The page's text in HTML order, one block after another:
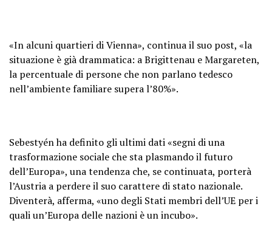
«In alcuni quartieri di Vienna», continua il suo post, «la
situazione è già drammatica: a Brigittenau e Margareten,
la percentuale di persone che non parlano tedesco
nell’ambiente familiare supera l’80%».
Sebestyén ha definito gli ultimi dati «segni di una
trasformazione sociale che sta plasmando il futuro
dell’Europa», una tendenza che, se continuata, porterà
l’Austria a perdere il suo carattere di stato nazionale.
Diventerà, afferma, «uno degli Stati membri dell’UE per i
quali un’Europa delle nazioni è un incubo».